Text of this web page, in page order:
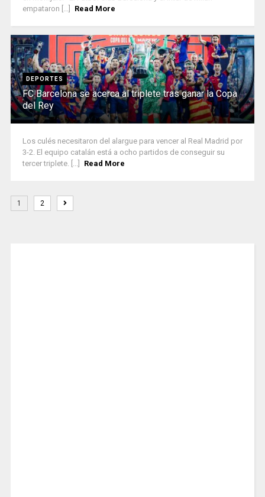
empataron [...]
Read More
DEPORTES
FC Barcelona se acerca al triplete tras ganar la Copa
del Rey
Los culés necesitaron del alargue para vencer al Real Madrid por
3-2. El equipo catalán está a ocho partidos de conseguir su
tercer triplete. [...]
Read More
1 2